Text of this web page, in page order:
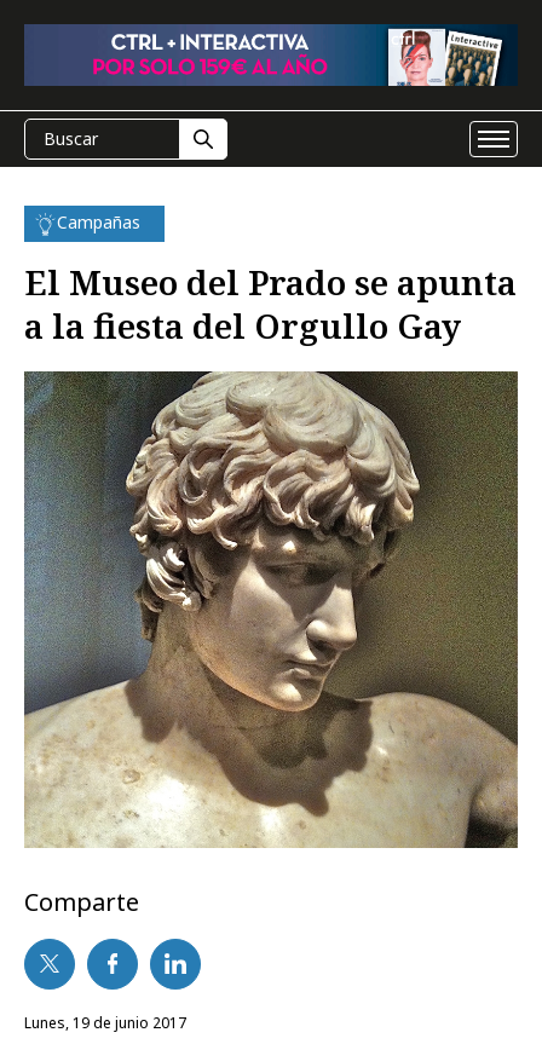
Campañas
El Museo del Prado se apunta
a la fiesta del Orgullo Gay
Comparte
lunes, 19 de junio 2017